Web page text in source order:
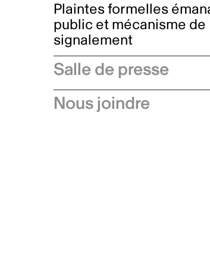
Plaintes formelles
public et mécanisme de
signalement
Salle de presse
Communiqués de presse
Nous joindre